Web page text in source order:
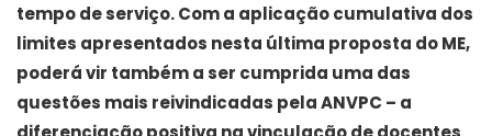
tempo de serviço. Com a aplicação cumulativa dos
limites apresentados nesta última proposta do ME,
poderá vir também a ser cumprida uma das
questões mais reivindicadas pela ANVPC – a